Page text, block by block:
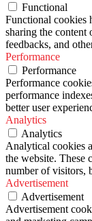
Functional
Functional cookies
sharing the content
feedbacks, and
Performance
Performance
Performance
performance
better user
Analytics
Analytics
Analytical cookies
the website. These
number of visitors,
Advertisement
Advertisement
Advertisement